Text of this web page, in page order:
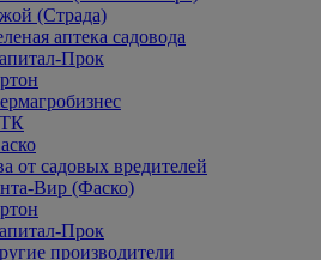
(Страда)
аптека садовода
Прок
от садовых вредителей
Вир (Фаско)
Прок
производители